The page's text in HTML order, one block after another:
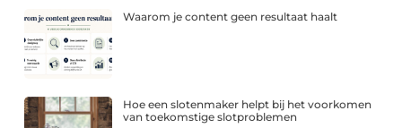
Waarom je content geen resultaat haalt
Hoe een slotenmaker helpt bij het voorkomen
van toekomstige slotproblemen